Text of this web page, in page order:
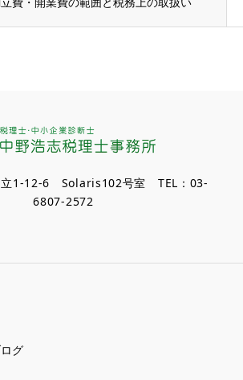
立1-12-6 Solaris102号室 TEL：03-
6807-2572
グ